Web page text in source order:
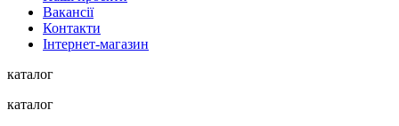
Вакансії
Контакти
Інтернет-магазин
каталог
каталог